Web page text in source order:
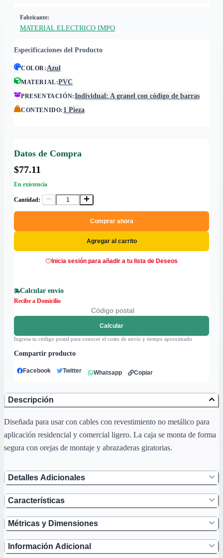
Fabricante:
MATERIAL ELECTRICO IMPO
Especificaciones del Producto
COLOR:Azul
MATERIAL:PVC
PRESENTACIÓN:Individual: A granel con código de barras
CONTENIDO: 1 Pieza
Datos de Compra
$77.11
En existencia
Cantidad:
Comprar ahora
Agregar al carrito
Inicia sesión para añadir a tu lista de Deseos
Calcular envío
Recibe a Domicilio
Calcular
Ingresa tu código postal para conocer el costo de envío y tiempo aproximado
Compartir producto
Facebook Twitter Whatsapp Copiar
Descripción
Diseñada para usar con cables con revestimiento no metálico para
aplicación residencial y comercial ligero. La caja se monta de forma
segura con orejas de montaje y abrazaderas giratorias.
Detalles Adicionales
Características
Métricas y Dimensiones
Información Adicional